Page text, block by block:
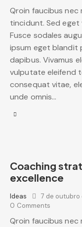
Qroin faucibus nec
tincidunt. Sed eget
Fusce sodales
ipsum eget blandit
dapibus. Vivamus
vulputate eleifend
consequat vitae,
unde omnis…
Coaching
excellence
Ideas 7 de outubro
0 Comments
Qroin faucibus nec